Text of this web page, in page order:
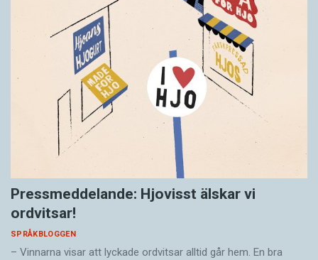
Pressmeddelande: Hjovisst älskar vi
ordvitsar!
SPRÅKBLOGGEN
– Vinnarna visar att lyckade ordvitsar alltid går hem. En bra